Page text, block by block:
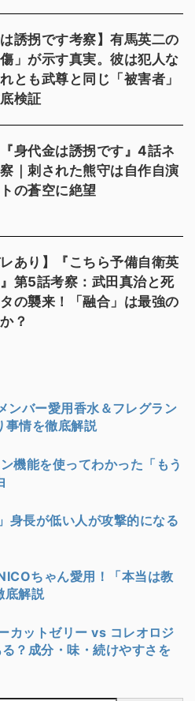
は誘拐です考察】有馬英二の
傷」が示す真実。彼は犯人な
とも武尊と同じ「被害者」
検証
身代金は誘拐です』4話ネ
｜刺された熊守は自作自演
の蒼空に絶望
レあり】『こちら予備自衛英
第5話考察：武田真治と死
の襲来！「融合」は最強の
？
バー愛用香水＆フレグラン
事情を徹底解説
機能を使ってわかった「もう
身長が低い人が攻撃的になる
ちゃん愛用！「本当は教
底解説
カットゼリー vs コレオロジ
？成分・味・続けやすさを